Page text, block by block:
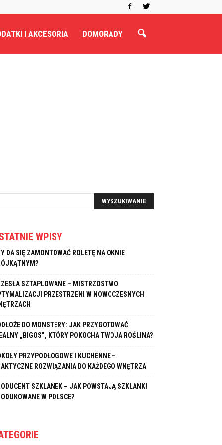
I AKCESORIA DOMORADY
WPISY
DA SIĘ ZAMONTOWAĆ ROLETĘ NA OKNIE
SZTAPLOWANE – MISTRZOSTWO
PRZESTRZENI W NOWOCZESNYCH
DO MONSTERY: JAK PRZYGOTOWAĆ
„BIGOS”, KTÓRY POKOCHA TWOJA ROŚLINA?
PRZYPODŁOGOWE I KUCHENNE –
ROZWIĄZANIA DO KAŻDEGO WNĘTRZA
SZKLANEK – JAK POWSTAJĄ SZKLANKI
W POLSCE?